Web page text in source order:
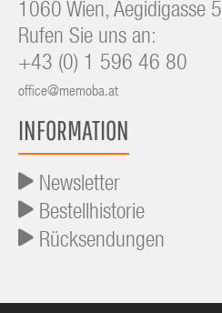
1060 Wien, Aegidigasse 5
Rufen Sie uns an:
+43 (0) 1 596 46 80
office@memoba.at
INFORMATION
Newsletter
Bestellhistorie
Rücksendungen